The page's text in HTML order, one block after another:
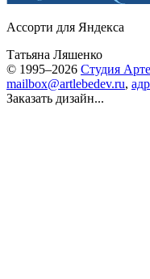
Ассорти для Яндекса
Татьяна Ляшенко
© 1995–2026 Студия
mailbox@artlebedev.ru,
Заказать дизайн...